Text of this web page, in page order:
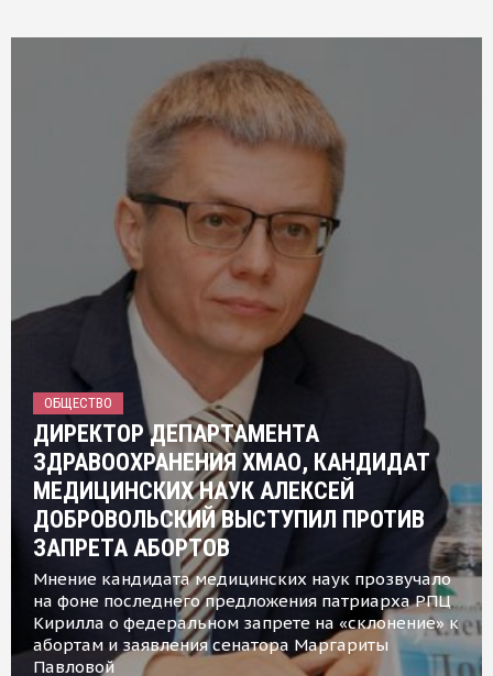
ОБЩЕСТВО
ДИРЕКТОР ДЕПАРТАМЕНТА
ЗДРАВООХРАНЕНИЯ ХМАО, КАНДИДАТ
МЕДИЦИНСКИХ НАУК АЛЕКСЕЙ
ДОБРОВОЛЬСКИЙ ВЫСТУПИЛ ПРОТИВ
ЗАПРЕТА АБОРТОВ
Мнение кандидата медицинских наук прозвучало
на фоне последнего предложения патриарха РПЦ
Кирилла о федеральном запрете на «склонение» к
абортам и заявления сенатора Маргариты
Павловой